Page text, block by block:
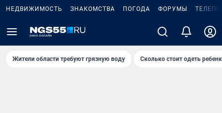
НЕДВИЖИМОСТЬ ЗНАКОМСТВА ПОГОДА ФОРУМЫ
Жители области требуют грязную воду Сколько стоит одеть